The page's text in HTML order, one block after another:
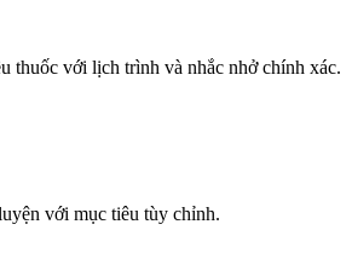
thuốc với lịch trình và nhắc nhở chính xác.
với mục tiêu tùy chỉnh.